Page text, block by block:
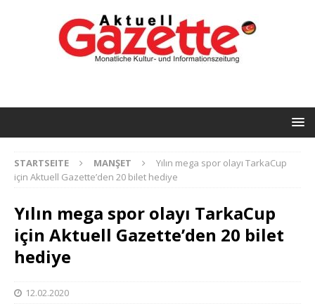
STARTSEITE MANŞET
Yılın mega spor olayı TarkaCup
için Aktuell Gazette’den 20 bilet hediye
Yılın mega spor olayı TarkaCup
için Aktuell Gazette’den 20 bilet
hediye
12.02.2020